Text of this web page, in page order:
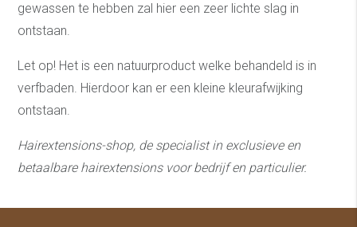
gewassen te hebben zal hier een zeer lichte slag in
ontstaan.
Let op! Het is een natuurproduct welke behandeld is in
verfbaden. Hierdoor kan er een kleine kleurafwijking
ontstaan.
Hairextensions-shop, de specialist in exclusieve en
betaalbare hairextensions voor bedrijf en particulier.